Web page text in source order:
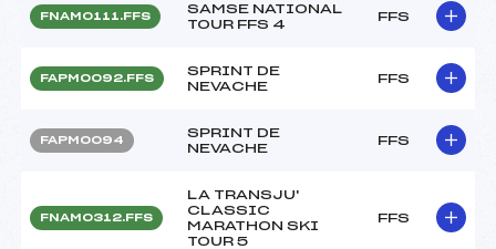
FNAM0111.FFS
SAMSE NATIONAL
TOUR FFS 4
FFS
FAPM0092.FFS
SPRINT DE
NEVACHE
FFS
FAPM0094
SPRINT DE
NEVACHE
FFS
FNAM0312.FFS
LA TRANSJU'
CLASSIC
MARATHON SKI
TOUR 5
FFS